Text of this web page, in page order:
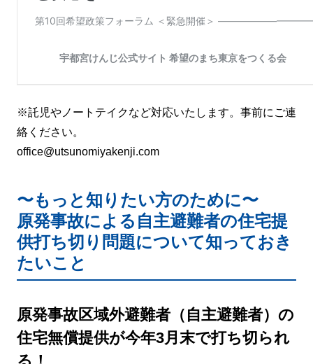
※託児やノートテイクなど対応いたします。事前にご連
絡ください。
office@utsunomiyakenji.com
〜もっと知りたい方のために〜
原発事故による自主避難者の住宅提
供打ち切り問題について知っておき
たいこと
原発事故区域外避難者（自主避難者）の
住宅無償提供が今年3月末で打ち切られ